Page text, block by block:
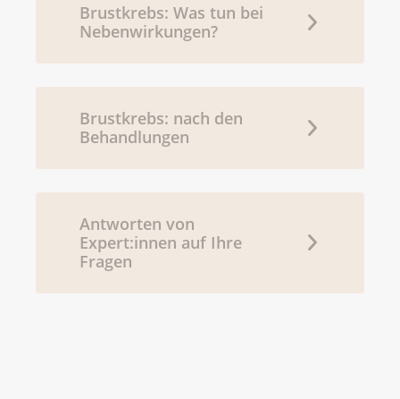
Brustkrebs: Was tun bei
Nebenwirkungen?
Brustkrebs: nach den
Behandlungen
Antworten von
Expert:innen auf Ihre
Fragen